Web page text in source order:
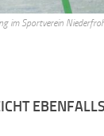
im Sportverein
EBENFALLS